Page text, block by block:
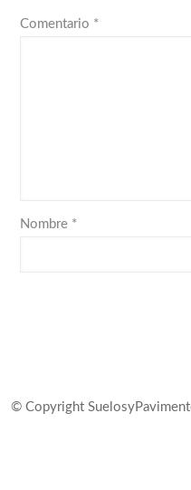
Comentario *
Nombre *
© Copyright